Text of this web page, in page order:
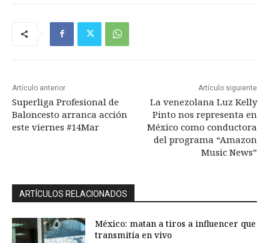
Artículo anterior
Superliga Profesional de
Baloncesto arranca acción
este viernes #14Mar
Artículo siguiente
La venezolana Luz Kelly
Pinto nos representa en
México como conductora
del programa “Amazon
Music News”
ARTÍCULOS RELACIONADOS
México: matan a tiros a influencer que
transmitía en vivo